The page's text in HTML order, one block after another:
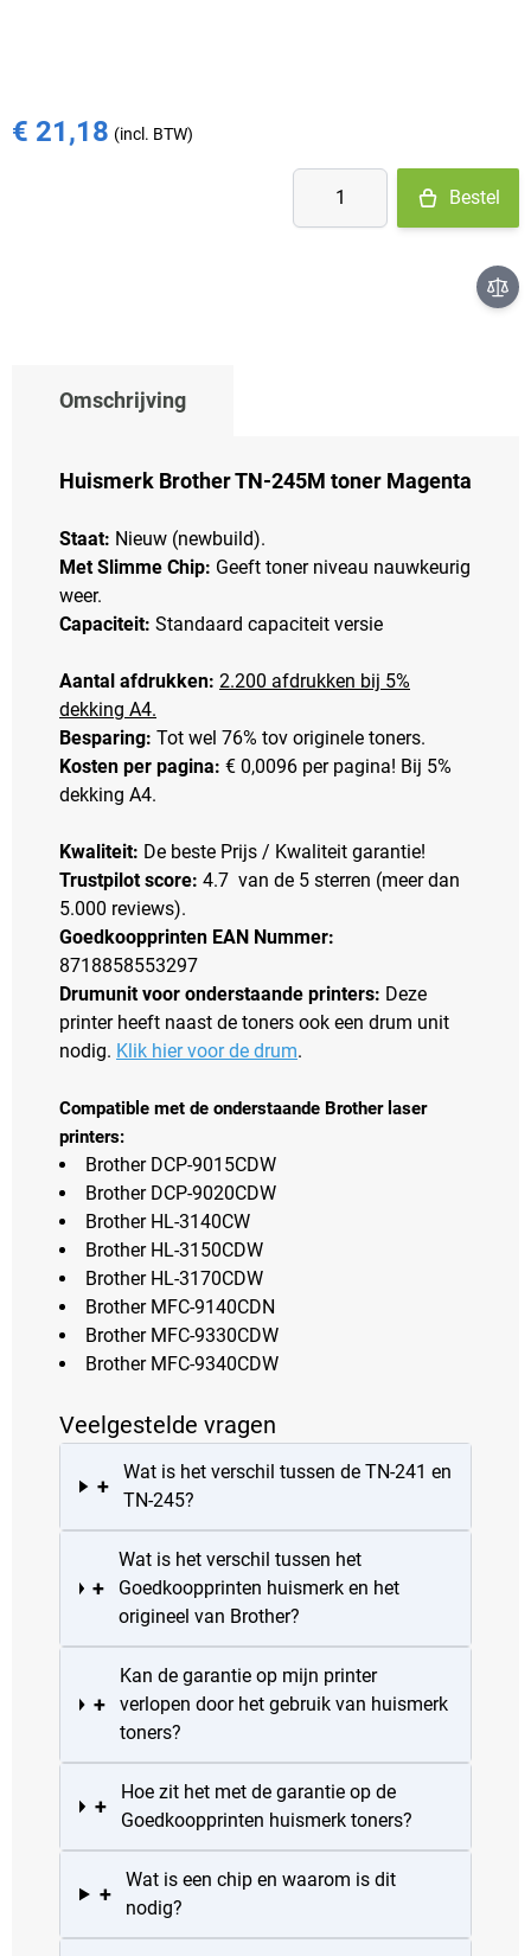
€ 21,18
Aantal
Bestel
Omschrijving
Huismerk Brother TN-245M toner Magenta
Staat: Nieuw (newbuild).
Met Slimme Chip: Geeft toner niveau nauwkeurig
weer.
Capaciteit: Standaard capaciteit versie
Aantal afdrukken: 2.200 afdrukken bij 5%
dekking A4.
Besparing: Tot wel 76% tov originele toners.
Kosten per pagina: € 0,0096 per pagina! Bij 5%
dekking A4.
Kwaliteit: De beste Prijs / Kwaliteit garantie!
Trustpilot score: 4.7 van de 5 sterren (meer dan
5.000 reviews).
Goedkoopprinten EAN Nummer:
8718858553297
Drumunit voor onderstaande printers: Deze
printer heeft naast de toners ook een drum unit
nodig. Klik hier voor de drum.
Compatible met de onderstaande Brother laser
printers:
Brother DCP-9015CDW
Brother DCP-9020CDW
Brother HL-3140CW
Brother HL-3150CDW
Brother HL-3170CDW
Brother MFC-9140CDN
Brother MFC-9330CDW
Brother MFC-9340CDW
Veelgestelde vragen
+
Wat is het verschil tussen de TN-241 en
TN-245?
+
Wat is het verschil tussen het
Goedkoopprinten huismerk en het
origineel van Brother?
+
Kan de garantie op mijn printer
verlopen door het gebruik van huismerk
toners?
+
Hoe zit het met de garantie op de
Goedkoopprinten huismerk toners?
+
Wat is een chip en waarom is dit
nodig?